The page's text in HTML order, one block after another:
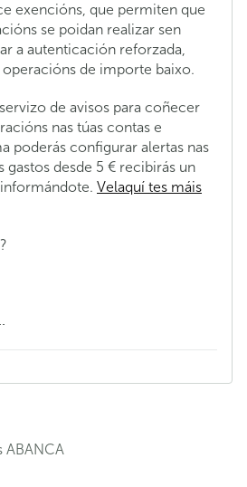
exencións, que permiten que
se poidan realizar sen
a autenticación reforzada,
de importe baixo.
de avisos para coñecer
nas túas contas e
poderás configurar alertas nas
gastos desde 5 € recibirás un
Velaquí tes máis
ABANCA